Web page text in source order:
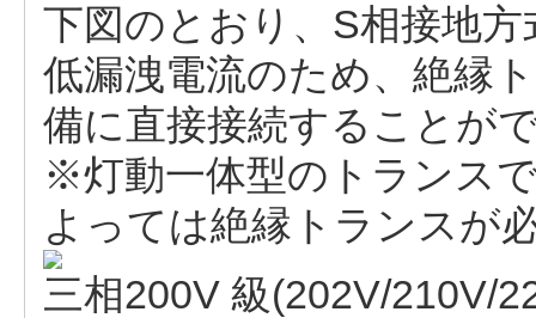
下図のとおり、S相接地
低漏洩電流のため、絶縁
備に直接接続することが
※灯動一体型のトランス
よっては絶縁トランスが
三相200V 級(202V/210V/